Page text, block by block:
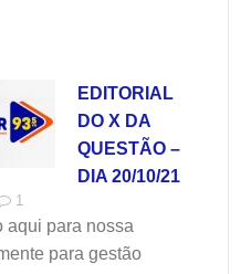
EDITORIAL
DO X DA
QUESTÃO –
DIA 20/10/21
1
aqui para nossa
para gestão